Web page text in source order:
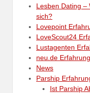
Lesben Dating –
sich?
Lovepoint
LoveScout24
Lustagenten
neu.de
News
Parship
Ist Parship